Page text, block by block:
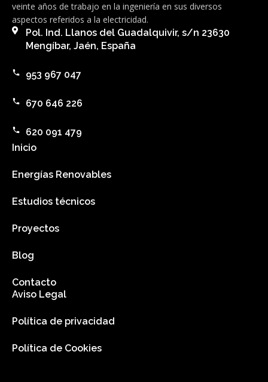
veinte años de trabajo en la ingeniería en sus diversos
aspectos referidos a la electricidad.
Pol. Ind. Llanos del Guadalquivir, s/n 23630
Mengíbar, Jaén, España
953 967 047
670 646 226
620 091 479
Inicio
Energías Renovables
Estudios técnicos
Proyectos
Blog
Contacto
Aviso Legal
Política de privacidad
Política de Cookies